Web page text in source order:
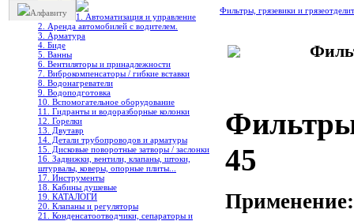
Алфавиту
1. Автоматизация и управление
2. Аренда автомобилей с водителем.
3. Арматура
4. Биде
5. Ванны
6. Вентиляторы и принадлежности
7. Виброкомпенсаторы / гибкие вставки
8. Водонагреватели
9. Водоподготовка
10. Вспомогательное оборудование
11. Гидранты и водоразборные колонки
12. Горелки
13. Двутавр
14. Детали трубопроводов и арматуры
15. Дисковые поворотные затворы / заслонки
16. Задвижки, вентили, клапаны, штоки,
штурвалы, коверы, опорные плиты...
17. Инструменты
18. Кабины душевые
19. КАТАЛОГИ
20. Клапаны и регуляторы
21. Конденсатоотводчики, сепараторы и
Фильтры, грязевики и
Фильтры
45
Применение: